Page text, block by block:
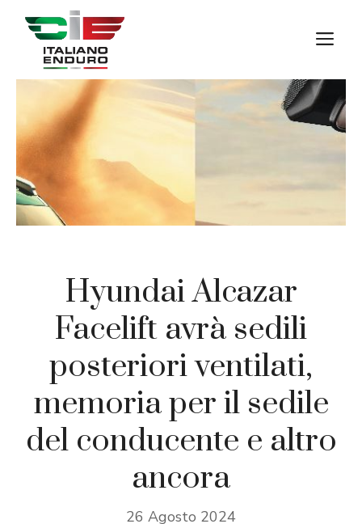
contenuto
Hyundai Alcazar
Facelift avrà sedili
posteriori ventilati,
memoria per il sedile
del conducente e altro
ancora
26 Agosto 2024